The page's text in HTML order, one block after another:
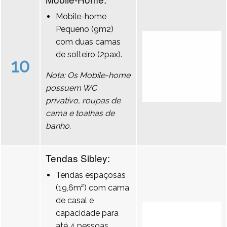
10
Mobile-home
Pequeno (9m2)
com duas camas
de solteiro (2pax).
Nota: Os Mobile-home
possuem WC
privativo, roupas de
cama e toalhas de
banho.
Tendas Sibley:
Tendas espaçosas
(19,6m²) com cama
de casal e
capacidade para